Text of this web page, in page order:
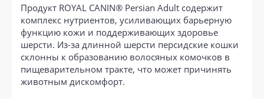
Продукт ROYAL CANIN® Persian Adult содержит
комплекс нутриентов, усиливающих барьерную
функцию кожи и поддерживающих здоровье
шерсти. Из-за длинной шерсти персидские кошки
склонны к образованию волосяных комочков в
пищеварительном тракте, что может причинять
животным дискомфорт.